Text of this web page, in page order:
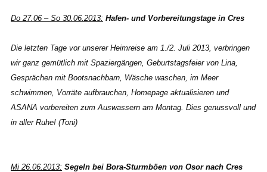
Do 27.06 – So 30.06.2013: Hafen- und Vorbereitungstage in Cres
Die letzten Tage vor unserer Heimreise am 1./2. Juli 2013, verbringen
wir ganz gemütlich mit Spaziergängen, Geburtstagsfeier von Lina,
Gesprächen mit Bootsnachbarn, Wäsche waschen, im Meer
schwimmen, Vorräte aufbrauchen, Homepage aktualisieren und
ASANA vorbereiten zum Auswassern am Montag. Dies genussvoll und
in aller Ruhe! (Toni)
Mi 26.06.2013: Segeln bei Bora-Sturmböen von Osor nach Cres